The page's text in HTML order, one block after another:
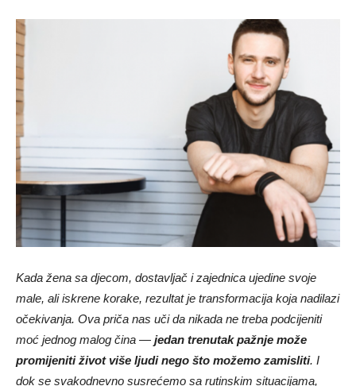
Kada žena sa djecom, dostavljač i zajednica ujedine svoje
male, ali iskrene korake, rezultat je transformacija koja nadilazi
očekivanja. Ova priča nas uči da nikada ne treba podcijeniti
moć jednog malog čina — jedan trenutak pažnje može
promijeniti život više ljudi nego što možemo zamisliti. I
dok se svakodnevno susrećemo sa rutinskim situacijama,